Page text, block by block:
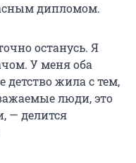
дипломом.
останусь. Я
У меня оба
детство жила с тем,
люди, это
— делится